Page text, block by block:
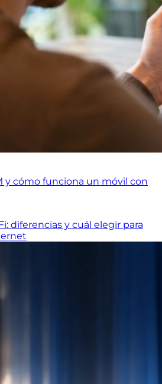
y cómo funciona un móvil con
diferencias y cuál elegir para